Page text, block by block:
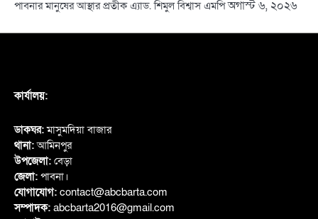
পাবনার মানুষের আস্থার প্রতীক এ্যাড. শিমুল বিশ্বাস এমপি অগাস্ট ৬, ২০২৬
কার্যালয়:
ডাকঘর:মাসুমদিয়া বাজার
থানা:আমিনপুর
উপজেলা: বেড়া
জেলা: পাবনা।
যোগাযোগ: contact@abcbarta.com
সম্পাদক: abcbarta2016@gmail.com